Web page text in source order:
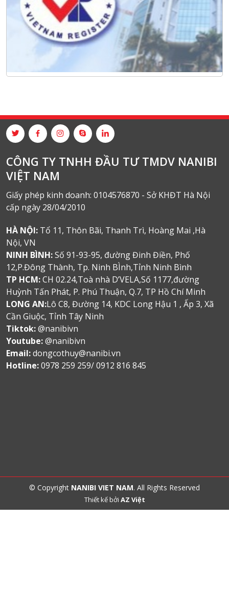
CÔNG TY TNHH ĐẦU TƯ TMDV NANIBI
VIỆT NAM
Giấy phép kinh doanh: 0104576870 - Sở KHĐT Hà Nội
cấp ngày 28/04/2010
HÀ NỘI: Tổ 11, Thôn Bãi, Thanh Trì, Hoàng Mai ,Hà
Nội, VN
NINH BÌNH:Số 91-93-95, đường Đinh Điền, Phố
12,P.Đông Thành, Tp. Ninh BÌnh,Tỉnh Ninh Bình
TP HCM:CH 02.24,Toà nhà D’VELA,Số 1177,đường
Huỳnh Tấn Phát, P. Phú Thuận, Q.7, TP Hồ Chí Minh
LONG AN:Lô C8, Đường 14, KDC Long Hậu 1 , Ấp 3, Xã
Cần Giuộc, Tỉnh Tây Ninh
Tiktok:@nanibivn
Youtube:@nanibivn
Email:dongcothuy@nanibi.vn
Hotline:0978 259 259/ 0912 816 845
© Copyright NANIBI VIET NAM. All Rights Reserved
Thiết kế bởi AZ Việt